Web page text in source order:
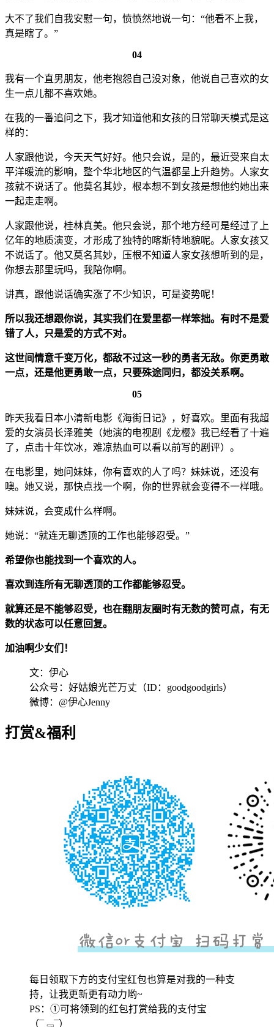
大不了我们自我安慰一句，愤愤然地说一句：“他看不上我，
真是瞎了。”
04
我有一个直男朋友，他老抱怨自己没对象，他说自己喜欢的女
生一点儿都不喜欢她。
在我的一番追问之下，我才知道他和女孩的日常聊天模式是这
样的：
人家跟他说，今天天气好好。他只会说，是的，最近受来自太
平洋暖流的影响，整个华北地区的气温都呈上升趋势。人家女
孩就不说话了。他莫名其妙，根本想不到女孩是想他约她出来
一起走走啊。
人家跟他说，桂林真美。他只会说，那个地方经可是经过了上
亿年的地质演变，才形成了独特的喀斯特地貌呢。人家女孩又
不说话了。他又莫名其妙，压根不知道人家女孩想听到的是，
你想去那里玩吗，我陪你啊。
讲真，跟他说话确实涨了不少知识，可是姿势呢！
所以我还想跟你说，其实我们在爱里都一样笨拙。有时不是爱
错了人，只是爱的方式不对。
这世间情意千变万化，都敌不过这一秒的勇者无敌。你更勇敢
一点，还是他更勇敢一点，只要殊途同归，都没关系啊。
05
昨天我看日本小清新电影《海街日记》，好喜欢。里面有我超
爱的女演员长泽雅美（她演的电视剧《龙樱》我已经看了十遍
了，点击十年饮冰，难凉热血可以看以前写的剧评）。
在电影里，她问妹妹，你有喜欢的人了吗？妹妹说，还没有
噢。她又说，那快点找一个啊，你的世界就会变得不一样哦。
妹妹说，会变成什么样啊。
她说：“就连无聊透顶的工作也能够忍受。”
希望你也能找到一个喜欢的人。
喜欢到连所有无聊透顶的工作都能够忍受。
就算还是不能够忍受，也在翻朋友圈时有无数的赞可点，有无
数的状态可以任意回复。
加油啊少女们！
文：伊心
公众号：好姑娘光芒万丈（ID：goodgoodgirls）
微博：@伊心Jenny
打赏&福利
每日领取下方的支付宝红包也算是对我的一种支
持，让我更新更有动力哟~
PS：①可将领到的红包打赏给我的支付宝
（¯﹃¯）